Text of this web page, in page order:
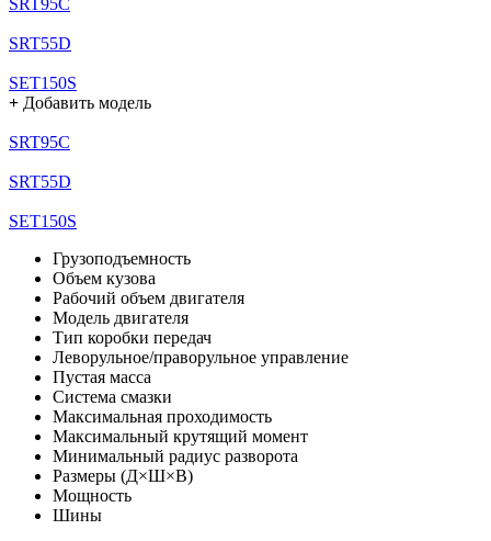
SRT55D
SET150S
+ Добавить модель
SRT95C
SRT55D
SET150S
Грузоподъемность
Объем кузова
Рабочий объем двигателя
Модель двигателя
Тип коробки передач
Леворульное/праворульное управление
Пустая масса
Система смазки
Максимальная проходимость
Максимальный крутящий момент
Минимальный радиус разворота
Размеры (Д×Ш×В)
Мощность
Шины